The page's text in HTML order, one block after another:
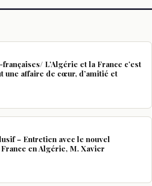
L’Algérie et la France c’est
une affaire de cœur, d’amitié et
– Entretien avec le nouvel
en Algérie, M. Xavier